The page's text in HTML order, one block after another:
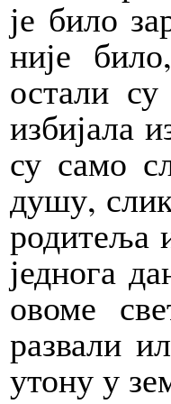
је било
није
остали
избијала
су само
душу,
родитеља
једнога
овоме
развали
утону у